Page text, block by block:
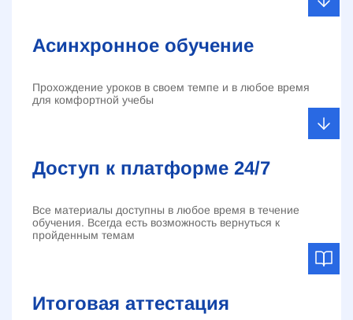
Асинхронное обучение
Прохождение уроков в своем темпе и в любое время
для комфортной учебы
Доступ к платформе 24/7
Все материалы доступны в любое время в течение
обучения. Всегда есть возможность вернуться к
пройденным темам
Итоговая аттестация